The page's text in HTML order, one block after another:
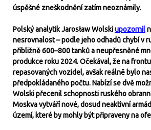
úspěšné zneškodnění zatím neoznámily.
Polský analytik Jarosław Wolskiupozornil
nesrovnalost – podle jeho odhadů chybí v
přibližně 600–800 tanků a neupřesněné
produkce roku 2024. Očekával, že na
repasovaných vozidel, avšak reálně bylo
předpokládaného počtu. Nabízí se dvě
Wolski přecenil schopnosti ruského
Moskva vytváří nové, dosud neaktivní
území, které by mohly být připraveny na